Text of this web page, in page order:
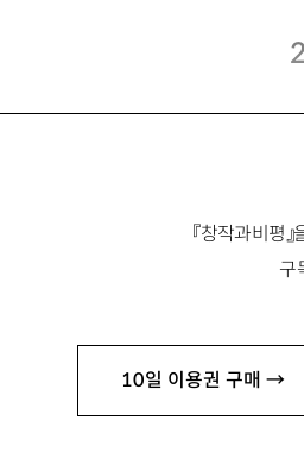
『창작과비평
구
10일 이용권 구매 →
문학평론가, 고려대 민족문화연구
1. 시부야를 거닐다